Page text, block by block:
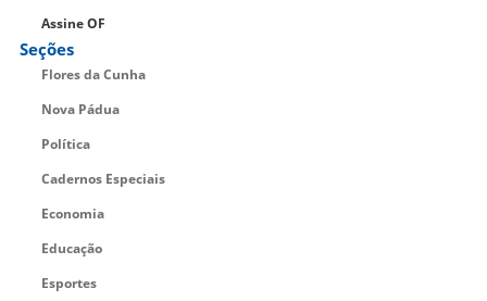
Assine OF
Seções
Flores da Cunha
Nova Pádua
Política
Cadernos Especiais
Economia
Educação
Esportes